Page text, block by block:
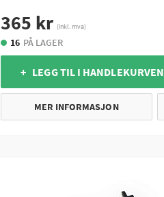
365 kr (inkl. mva)
16 PÅ LAGER
+ LEGG TIL I HANDLEKURVEN
MER INFORMASJON